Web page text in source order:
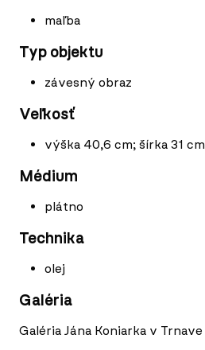
maľba
Typ objektu
závesný obraz
Veľkosť
výška 40,6 cm; šírka 31 cm
Médium
plátno
Technika
olej
Galéria
Galéria Jána Koniarka v Trnave